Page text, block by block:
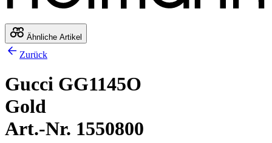
Ähnliche Artikel
Zurück
Gucci GG1145O
Gold
Art.-Nr. 1550800